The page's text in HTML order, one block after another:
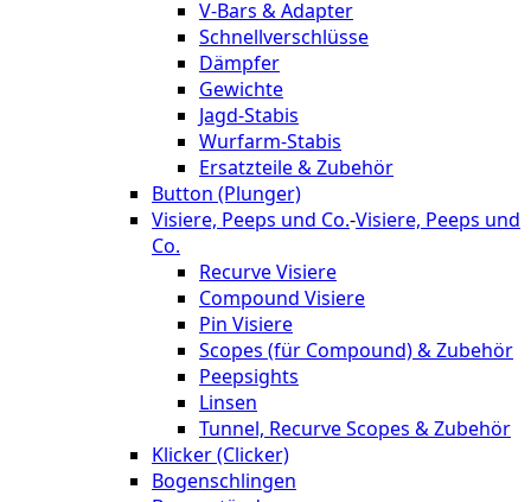
V-Bars & Adapter
Schnellverschlüsse
Dämpfer
Gewichte
Jagd-Stabis
Wurfarm-Stabis
Ersatzteile & Zubehör
Button (Plunger)
Visiere, Peeps und Co.-Visiere, Peeps und
Co.
Recurve Visiere
Compound Visiere
Pin Visiere
Scopes (für Compound) & Zubehör
Peepsights
Linsen
Tunnel, Recurve Scopes & Zubehör
Klicker (Clicker)
Bogenschlingen